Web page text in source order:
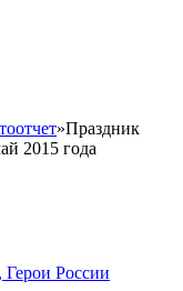
»Праздник
2015 года
России